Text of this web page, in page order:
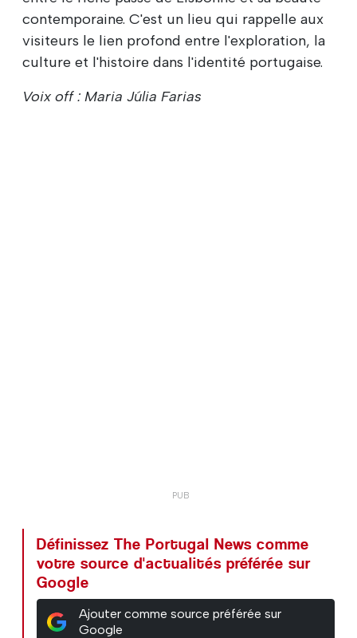
contemporaine. C'est un lieu qui rappelle aux
visiteurs le lien profond entre l'exploration, la
culture et l'histoire dans l'identité portugaise.
Voix off : Maria Júlia Farias
Définissez The Portugal News comme
votre source d'actualités préférée sur
Google
Ajouter comme source préférée sur
Google